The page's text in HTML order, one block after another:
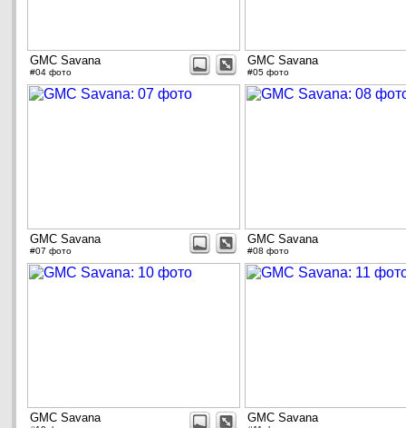
GMC Savana
#04 фото
GMC Savana
#05 фото
GMC Savana
#07 фото
GMC Savana
#08 фото
GMC Savana GMC Savana